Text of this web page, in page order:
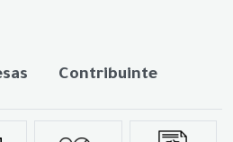
Contribuinte